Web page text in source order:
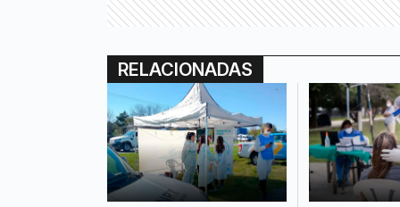
RELACIONADAS